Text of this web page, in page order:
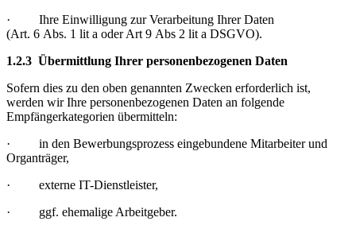
· Ihre Einwilligung zur Verarbeitung Ihrer Daten
(Art. 6 Abs. 1 lit a oder Art 9 Abs 2 lit a DSGVO).
1.2.3 Übermittlung Ihrer personenbezogenen Daten
Sofern dies zu den oben genannten Zwecken erforderlich ist,
werden wir Ihre personenbezogenen Daten an folgende
Empfängerkategorien übermitteln:
· in den Bewerbungsprozess eingebundene Mitarbeiter und
Organträger,
· externe IT-Dienstleister,
· ggf. ehemalige Arbeitgeber.